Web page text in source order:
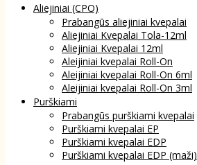
Aliejiniai (CPO)
Prabangūs aliejiniai kvepalai
Aliejiniai Kvepalai Tola-12ml
Aliejiniai Kvepalai 12ml
Aleijiniai kvepalai Roll-On
Aleijiniai kvepalai Roll-On 6ml
Aleijiniai kvepalai Roll-On 3ml
Purškiami
Prabangūs purškiami kvepalai
Purškiami kvepalai EP
Purškiami kvepalai EDP
Purškiami kvepalai EDP (maži)